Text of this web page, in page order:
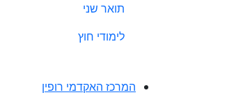
תואר שני
לימודי חוץ
המרכז האקדמי רופין